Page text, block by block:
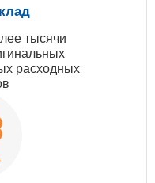
тысячи
расходных